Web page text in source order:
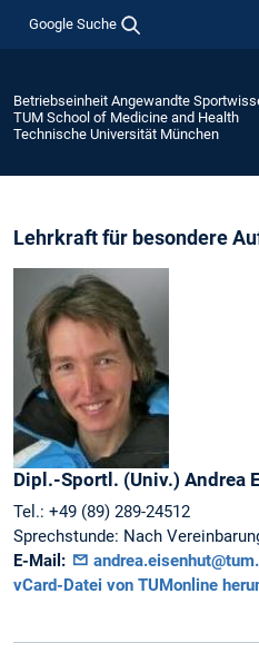
Google Suche
Betriebseinheit Angewandte
TUM School of Medicine and Health
Technische Universität München
Lehrkraft für besondere
Dipl.-Sportl. (Univ.) Andrea
Tel.: +49 (89) 289-24512
Sprechstunde: Nach
E-Mail:
vCard-Datei von TUMonline